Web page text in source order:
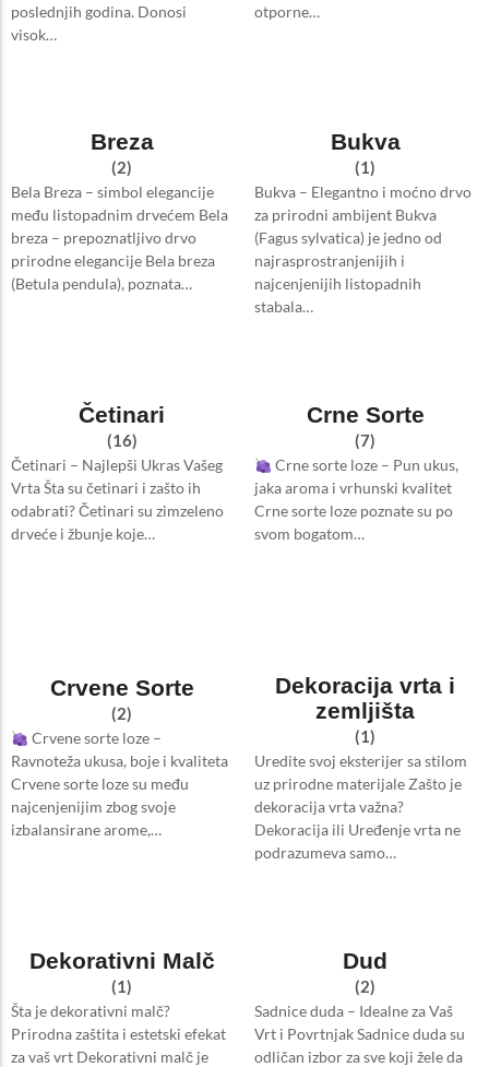
poslednjih godina. Donosi
visok…
otporne…
Breza
(2)
Bela Breza – simbol elegancije
među listopadnim drvećem Bela
breza – prepoznatljivo drvo
prirodne elegancije Bela breza
(Betula pendula), poznata…
Bukva
(1)
Bukva – Elegantno i moćno drvo
za prirodni ambijent Bukva
(Fagus sylvatica) je jedno od
najrasprostranjenijih i
najcenjenijih listopadnih
stabala…
Četinari
(16)
Četinari – Najlepši Ukras Vašeg
Vrta Šta su četinari i zašto ih
odabrati? Četinari su zimzeleno
drveće i žbunje koje…
Crne Sorte
(7)
Crne sorte loze – Pun ukus,
jaka aroma i vrhunski kvalitet
Crne sorte loze poznate su po
svom bogatom…
Crvene Sorte
(2)
Crvene sorte loze –
Ravnoteža ukusa, boje i kvaliteta
Crvene sorte loze su među
najcenjenijim zbog svoje
izbalansirane arome,…
Dekoracija vrta i
zemljišta
(1)
Uredite svoj eksterijer sa stilom
uz prirodne materijale Zašto je
dekoracija vrta važna?
Dekoracija ili Uređenje vrta ne
podrazumeva samo…
Dekorativni Malč
(1)
Šta je dekorativni malč?
Prirodna zaštita i estetski efekat
za vaš vrt Dekorativni malč je
Dud
(2)
Sadnice duda – Idealne za Vaš
Vrt i Povrtnjak Sadnice duda su
odličan izbor za sve koji žele da